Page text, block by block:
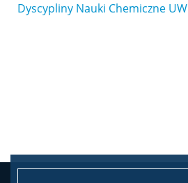
Dziekanat Studencki
Dyscypliny Nauki Chemiczne UW